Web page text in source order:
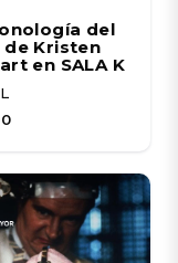
del
de Kristen
en SALA K